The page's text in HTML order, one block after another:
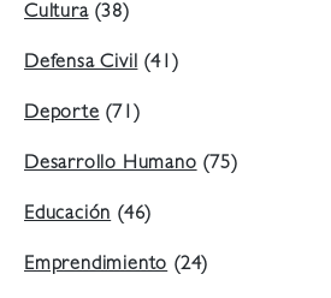
Cultura(38)
Defensa Civil(41)
Deporte(71)
Desarrollo Humano(75)
Educación(46)
Emprendimiento(24)